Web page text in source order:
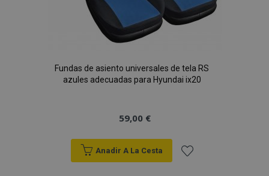
Fundas de asiento universales de tela RS
azules adecuadas para Hyundai ix20
59,00 €
Anadir A La Cesta